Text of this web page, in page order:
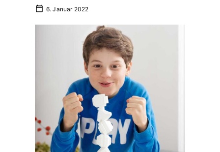
6. Januar 2022